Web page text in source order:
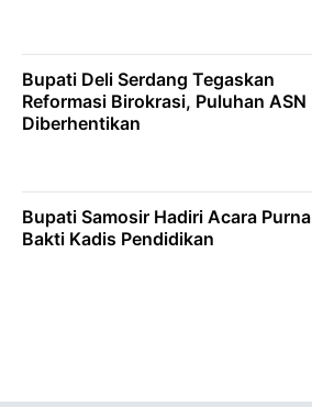
Bupati Deli Serdang Tegaskan
Reformasi Birokrasi, Puluhan ASN
Diberhentikan
Bupati Samosir Hadiri Acara Purna
Bakti Kadis Pendidikan